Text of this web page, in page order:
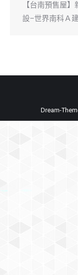
【台南預售屋
設–世界南科Ａ
Dream-